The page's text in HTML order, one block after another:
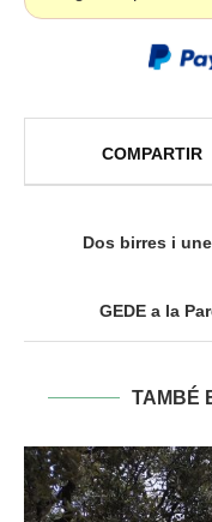
COMPARTIR
Dos birres i
GEDE a la
TAMBÉ